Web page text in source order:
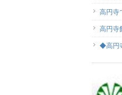
高円寺
高円寺
◆高円